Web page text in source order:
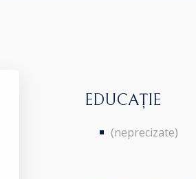
EDUCAȚIE
(neprecizate)